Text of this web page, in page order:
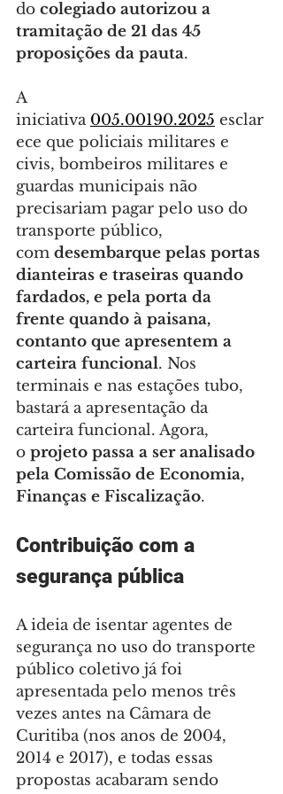
do colegiado autorizou a
tramitação de 21 das 45
proposições da pauta.
A
iniciativa 005.00190.2025 esclar
ece que policiais militares e
civis, bombeiros militares e
guardas municipais não
precisariam pagar pelo uso do
transporte público,
com desembarque pelas portas
dianteiras e traseiras quando
fardados, e pela porta da
frente quando à paisana,
contanto que apresentem a
carteira funcional. Nos
terminais e nas estações tubo,
bastará a apresentação da
carteira funcional. Agora,
o projeto passa a ser analisado
pela Comissão de Economia,
Finanças e Fiscalização.
Contribuição com a
segurança pública
A ideia de isentar agentes de
segurança no uso do transporte
público coletivo já foi
apresentada pelo menos três
vezes antes na Câmara de
Curitiba (nos anos de 2004,
2014 e 2017), e todas essas
propostas acabaram sendo